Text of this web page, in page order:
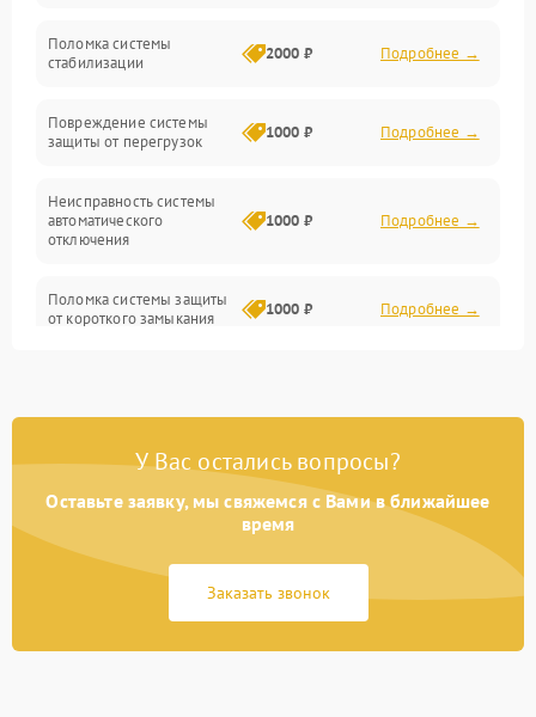
Электропитание
Механика
Корпус/Герметичность
Поломка системы
стабилизации
2000 ₽ Подробнее →
Повреждение системы
защиты от перегрузок
1000 ₽ Подробнее →
Неисправность системы
автоматического
отключения
1000 ₽ Подробнее →
Поломка системы защиты
от короткого замыкания
1000 ₽ Подробнее →
Неисправность системы
перенапряжения
1000 ₽ Подробнее →
Неисправность системы
защиты от замыкания
1000 ₽
защиты от перегрева
У Вас остались вопросы?
Оставьте заявку, мы свяжемся с Вами в ближайшее
время
Заказать звонок